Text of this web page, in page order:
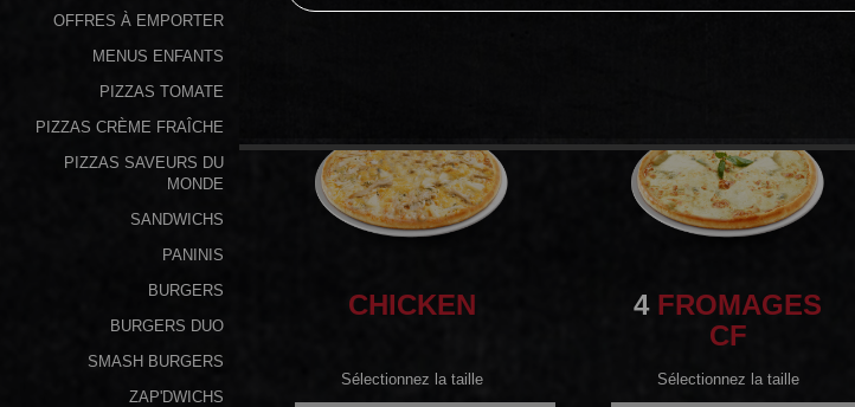
Fidélité
Vos
Avis
Zones
Livraison
OFFRES À EMPORTER
MENUS ENFANTS
PIZZAS TOMATE
PIZZAS CRÈME FRAÎCHE
PIZZAS SAVEURS DU
MONDE
SANDWICHS
PANINIS
BURGERS
BURGERS DUO
SMASH BURGERS
ZAP'DWICHS
CHICKEN
Sélectionnez la taille
4FROMAGES
CF
Sélectionnez la taille